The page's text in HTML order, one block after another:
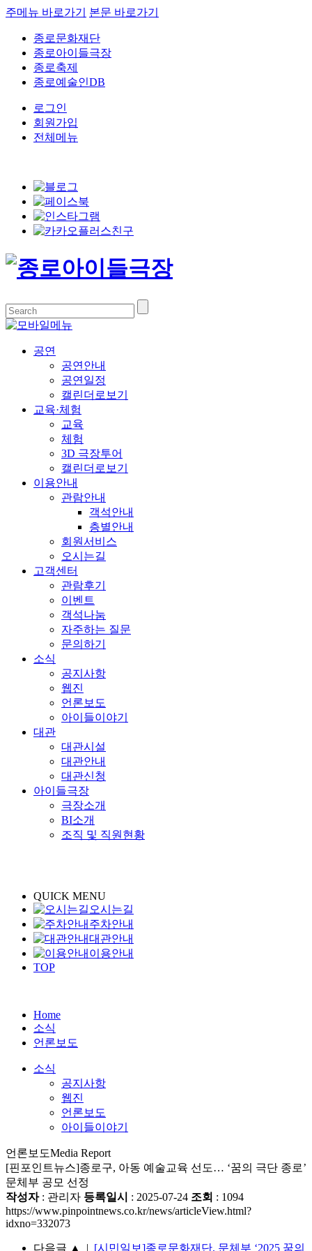
주메뉴 바로가기 본문 바로가기
종로문화재단
종로아이들극장
종로축제
종로예술인DB
로그인
회원가입
전체메뉴
공연
공연안내
공연일정
캘린더로보기
교육·체험
교육
체험
3D 극장투어
캘린더로보기
이용안내
관람안내
객석안내
층별안내
회원서비스
오시는길
고객센터
관람후기
이벤트
객석나눔
자주하는 질문
문의하기
소식
공지사항
웹진
언론보도
아이들이야기
대관
대관시설
대관안내
대관신청
아이들극장
극장소개
BI소개
조직 및 직원현황
QUICK MENU
오시는길
주차안내
대관안내
이용안내
TOP
Home
소식
언론보도
소식
공지사항
웹진
언론보도
아이들이야기
언론보도Media Report
[핀포인트뉴스]종로구, 아동 예술교육 선도… ‘꿈의 극단 종로’
문체부 공모 선정
작성자: 관리자 등록일시 : 2025-07-24 조회 : 1094
https://www.pinpointnews.co.kr/news/articleView.html?
idxno=332073
다음글 ▲ | [시민일보]종로문화재단, 문체부 ‘2025 꿈의